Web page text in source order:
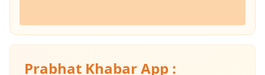
Prabhat Khabar App :